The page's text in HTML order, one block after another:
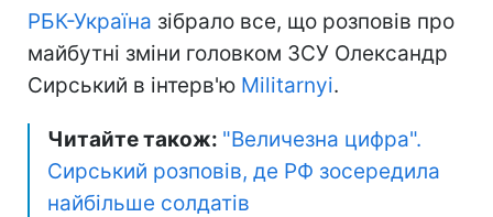
РБК-Україна зібрало все, що розповів про
майбутні зміни головком ЗСУ Олександр
Сирський в інтерв'ю Militarnyi.
Читайте також: "Величезна цифра".
Сирський розповів, де РФ зосередила
найбільше солдатів